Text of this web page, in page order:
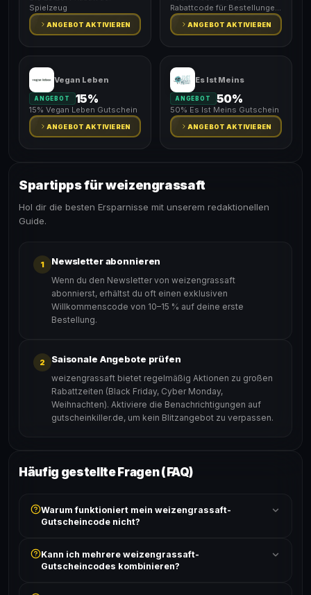
Spielzeug
ANGEBOT AKTIVIEREN
Rabattcode für Bestellungen
über 22€
ANGEBOT AKTIVIEREN
Vegan Leben
ANGEBOT 15%
15% Vegan Leben Gutschein
ANGEBOT AKTIVIEREN
Es Ist Meins
ANGEBOT 50%
50% Es Ist Meins Gutschein
ANGEBOT AKTIVIEREN
Spartipps für weizengrassaft
Hol dir die besten Ersparnisse mit unserem redaktionellen
Guide.
1 Newsletter abonnieren
Wenn du den Newsletter von weizengrassaft
abonnierst, erhältst du oft einen exklusiven
Willkommenscode von 10–15 % auf deine erste
Bestellung.
2 Saisonale Angebote prüfen
weizengrassaft bietet regelmäßig Aktionen zu großen
Rabattzeiten (Black Friday, Cyber Monday,
Weihnachten). Aktiviere die Benachrichtigungen auf
gutscheinkiller.de, um kein Blitzangebot zu verpassen.
Häufig gestellte Fragen (FAQ)
Warum funktioniert mein weizengrassaft-
Gutscheincode nicht?
ist und ob der Code nicht für bereits reduzierte Artikel
gilt. Alle Bedingungen findest du unter „Details".
Kann ich mehrere weizengrassaft-
Gutscheincodes kombinieren?